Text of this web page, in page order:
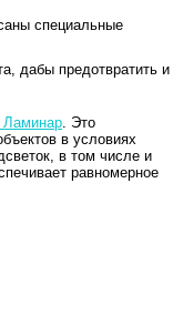
специальные
дабы предотвратить и
Ламинар. Это
в условиях
в том числе и
равномерное